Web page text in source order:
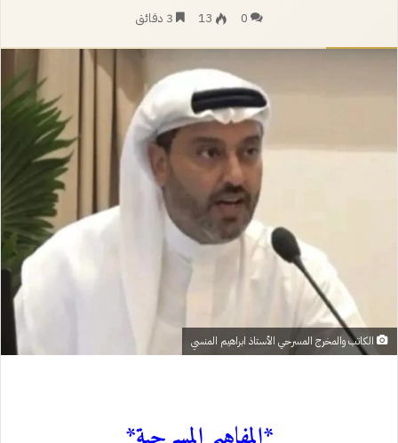
بريدا0
13
الكاتب والمخرج المسرحي الأستاذ ابراهيم المنسي